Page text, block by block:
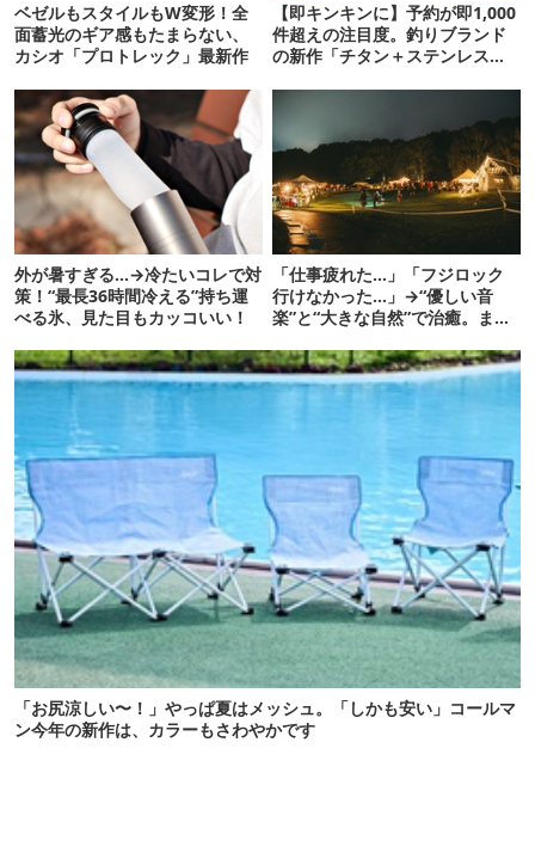
ベゼルもスタイルもW変形！全
面蓄光のギア感もたまらない、
カシオ「プロトレック」最新作
【即キンキンに】予約が即1,000
件超えの注目度。釣りブランド
の新作「チタン＋ステンレスの
外が暑すぎる…→冷たいコレで対
策！“最長36時間冷える”持ち運
べる氷、見た目もカッコいい！
「仕事疲れた…」「フジロック
行けなかった…」→“優しい音
楽”と“大きな自然”で治癒。まだ
「お尻涼しい〜！」やっぱ夏はメッシュ。「しかも安い」コールマ
ン今年の新作は、カラーもさわやかです